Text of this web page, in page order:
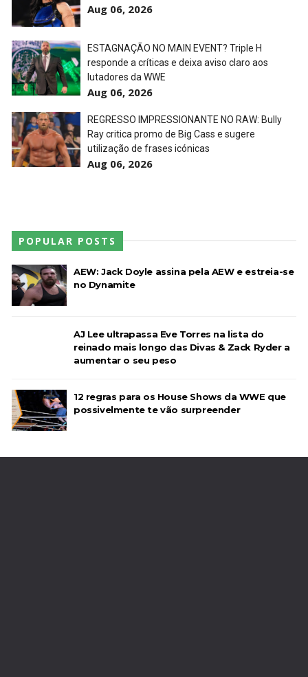
Lucha Libre AAA: Verano De Escándalo 2026
AEW Collision 25 JULY 2026
Unknown-Jul 26 2026
WWE Friday Night Smackdown 24 July 2026
TNA iMPACT Wrestling 23 July 2026
Unknown-Jul 24 2026
Jul 23 2026
WWE NXT 21 JULY 2026
Unknown-Jul 22 2026
Aug 06, 2026
ESTAGNAÇÃO NO MAIN EVENT? Triple H
responde a críticas e deixa aviso claro aos
lutadores da WWE
Aug 06, 2026
REGRESSO IMPRESSIONANTE NO RAW: Bully
Ray critica promo de Big Cass e sugere
utilização de frases icónicas
Aug 06, 2026
POPULAR POSTS
AEW: Jack Doyle assina pela AEW e estreia-se
no Dynamite
AJ Lee ultrapassa Eve Torres na lista do
reinado mais longo das Divas & Zack Ryder a
aumentar o seu peso
12 regras para os House Shows da WWE que
possivelmente te vão surpreender